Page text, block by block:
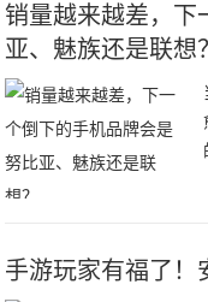
销量越来越差，下
亚、魅族还是联想？
手游玩家有福了！